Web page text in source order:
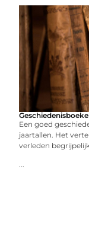
Een goed
jaartallen. Het
verleden
...